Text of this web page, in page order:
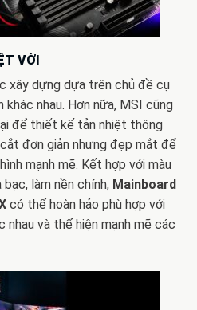
VỜI
xây dựng dựa trên chủ đề cụ
nhau. Hơn nữa, MSI cũng
để thiết kế tản nhiệt thông
đơn giản nhưng đẹp mắt để
mạnh mẽ. Kết hợp với màu
làm nền chính, Mainboard
có thể hoàn hảo phù hợp với
nhau và thể hiện mạnh mẽ các